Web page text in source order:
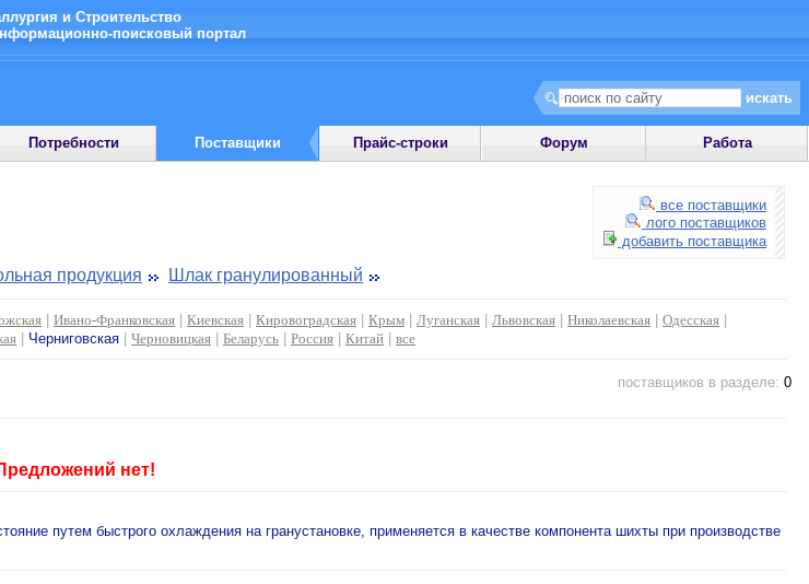
и Строительство
поисковый портал
Потребности Поставщики Прайс-строки Форум Работа
все поставщики
лого поставщиков
добавить поставщика
продукция Шлак гранулированный
Ивано-Франковская Киевская Кировоградская Крым Луганская Львовская Николаевская Одесская
Черниговская Черновицкая Беларусь Россия Китай все
поставщиков в разделе: 0
нет!
путем быстрого охлаждения на гранустановке, применяется в качестве компонента шихты при производстве